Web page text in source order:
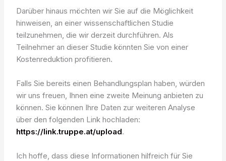
Darüber hinaus möchten wir Sie auf die Möglichkeit
hinweisen, an einer wissenschaftlichen Studie
teilzunehmen, die wir derzeit durchführen. Als
Teilnehmer an dieser Studie könnten Sie von einer
Kostenreduktion profitieren.
Falls Sie bereits einen Behandlungsplan haben, würden
wir uns freuen, Ihnen eine zweite Meinung anbieten zu
können. Sie können Ihre Daten zur weiteren Analyse
über den folgenden Link hochladen:
https://link.truppe.at/upload.
Ich hoffe, dass diese Informationen hilfreich für Sie